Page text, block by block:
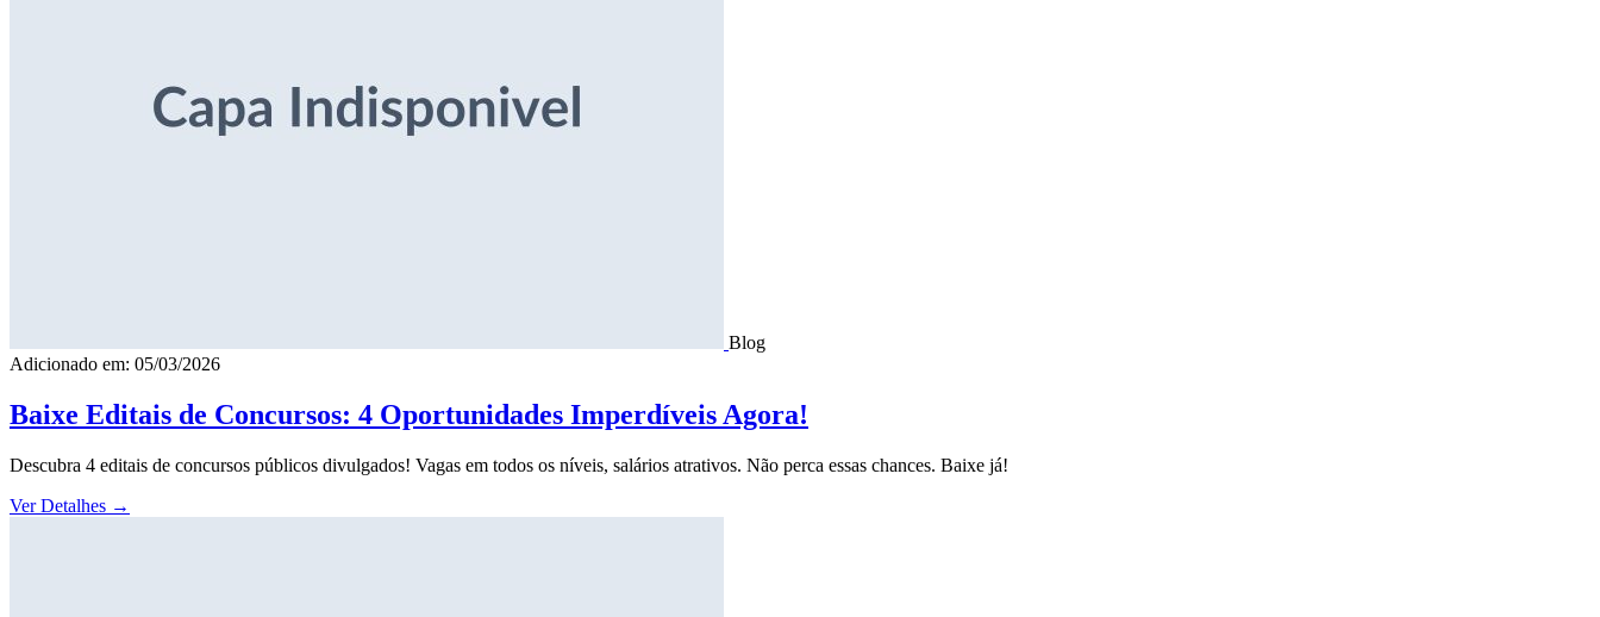
Blog
Adicionado em: 05/03/2026
Baixe Editais de Concursos: 4 Oportunidades Imperdíveis Agora!
Descubra 4 editais de concursos públicos divulgados! Vagas em todos os níveis, salários atrativos. Não perca essas chances. Baixe já!
Ver Detalhes →